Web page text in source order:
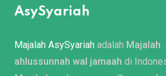
AsySyariah
Majalah AsySyariah adalah Majalah
ahlussunnah wal jamaah di